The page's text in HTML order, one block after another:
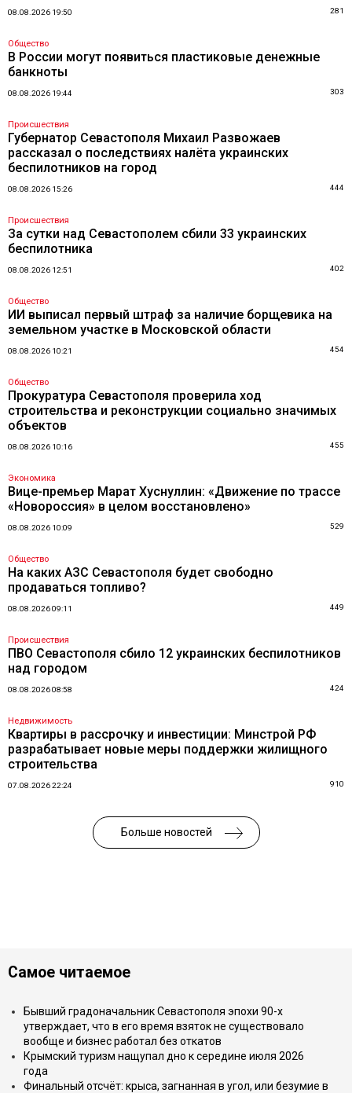
08.08.2026 19:50 281
Общество
В России могут появиться пластиковые денежные
банкноты
08.08.2026 19:44 303
Происшествия
Губернатор Севастополя Михаил Развожаев
рассказал о последствиях налёта украинских
беспилотников на город
08.08.2026 15:26 444
Происшествия
За сутки над Севастополем сбили 33 украинских
беспилотника
08.08.2026 12:51 402
Общество
ИИ выписал первый штраф за наличие борщевика на
земельном участке в Московской области
08.08.2026 10:21 454
Общество
Прокуратура Севастополя проверила ход
строительства и реконструкции социально значимых
объектов
08.08.2026 10:16 455
Экономика
Вице-премьер Марат Хуснуллин: «Движение по трассе
«Новороссия» в целом восстановлено»
08.08.2026 10:09 529
Общество
На каких АЗС Севастополя будет свободно
продаваться топливо?
08.08.2026 09:11 449
Происшествия
ПВО Севастополя сбило 12 украинских беспилотников
над городом
08.08.2026 08:58 424
Недвижимость
Квартиры в рассрочку и инвестиции: Минстрой РФ
разрабатывает новые меры поддержки жилищного
строительства
07.08.2026 22:24 910
Больше новостей
Самое читаемое
Бывший градоначальник Севастополя эпохи 90-х
утверждает, что в его время взяток не существовало
вообще и бизнес работал без откатов
Крымский туризм нащупал дно к середине июля 2026
года
Финальный отсчёт: крыса, загнанная в угол, или безумие в